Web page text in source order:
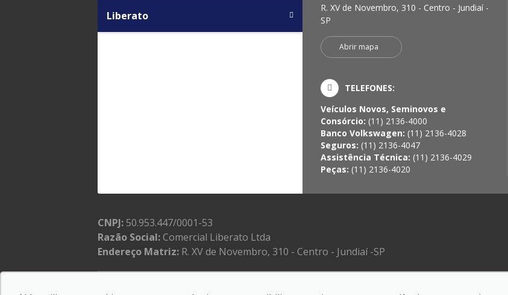
Liberato
R. XV de Novembro, 310 - Centro - Jundiaí -
SP
Abrir mapa
TELEFONES:
Veículos Novos, Seminovos e
Consórcio: (11) 2136-4000
Banco Volkswagen: (11) 2136-4028
Seguros: (11) 2136-4047
Assistência Técnica: (11) 2136-4029
Peças: (11) 2136-4020
CNPJ: 50.953.447/0001-53
Razão Social: Comercial Liberato Ltda
Endereço Matriz: R. XV de Novembro, 310 - Centro - Jundiaí -SP